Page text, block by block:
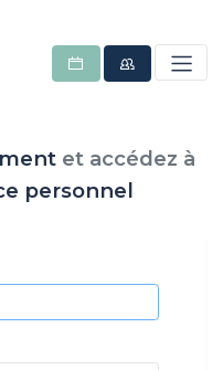
et accédez à
personnel